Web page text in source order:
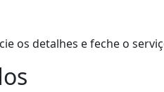
os detalhes e feche o